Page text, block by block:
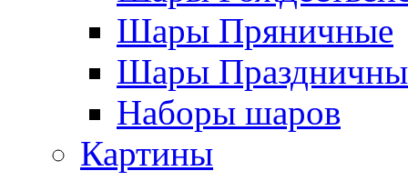
Шары Пряничные
Шары
Наборы шаров
Картины